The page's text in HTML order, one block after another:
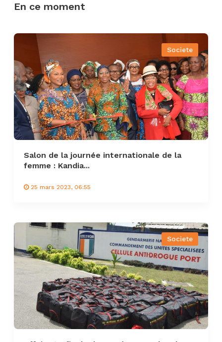
En ce moment
Societe
Salon de la journée internationale de la
femme : Kandia...
25 mars 2023, 06:55
Societe